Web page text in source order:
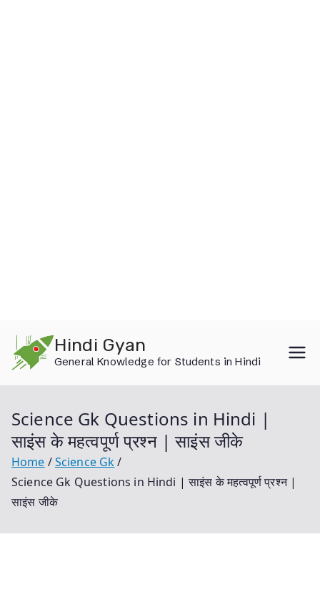
content
Hindi Gyan
General Knowledge for Students in Hindi
Science Gk Questions in Hindi |
साइंस के महत्वपूर्ण प्रश्न | साइंस जीके
Home
Science Gk
Science Gk Questions in Hindi | साइंस के महत्वपूर्ण प्रश्न |
साइंस जीके